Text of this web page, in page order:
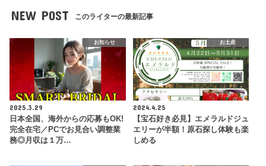
NEW POST このライターの最新記事
お知らせ
2025.3.29
日本全国、海外からの応募もOK!
完全在宅／PCでお見合い調整業
務◎月収は１万…
お土産
2024.4.25
【宝石好き必見】エメラルドジュ
エリーが半額！原石探し体験も楽
しめる